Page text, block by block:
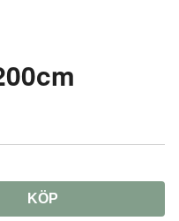
KÖP